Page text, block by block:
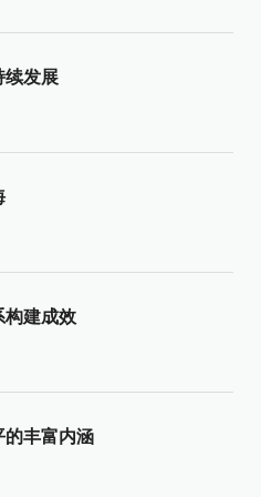
续发展
构建成效
的丰富内涵